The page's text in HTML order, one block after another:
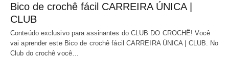
Bico de crochê fácil CARREIRA ÚNICA |
CLUB
Conteúdo exclusivo para assinantes do CLUB DO CROCHÊ! Você
vai aprender este Bico de crochê fácil CARREIRA ÚNICA | CLUB. No
Club do crochê você…